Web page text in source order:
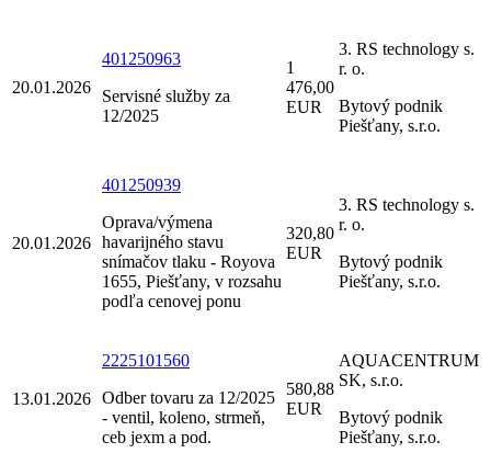
20.01.2026
401250963
Servisné služby za
12/2025
1
476,00
EUR
3. RS technology s.
r. o.
Bytový podnik
Piešťany, s.r.o.
20.01.2026
401250939
Oprava/výmena
havarijného stavu
snímačov tlaku - Royova
1655, Piešťany, v rozsahu
podľa cenovej ponu
320,80
EUR
3. RS technology s.
r. o.
Bytový podnik
Piešťany, s.r.o.
13.01.2026
2225101560
Odber tovaru za 12/2025
- ventil, koleno, strmeň,
ceb jexm a pod.
580,88
EUR
AQUACENTRUM
SK, s.r.o.
Bytový podnik
Piešťany, s.r.o.